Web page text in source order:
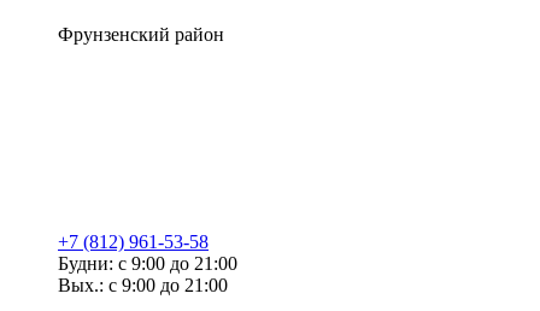
Фрунзенский район
+7 (812) 961-53-58
Будни: с 9:00 до 21:00
Вых.: с 9:00 до 21:00